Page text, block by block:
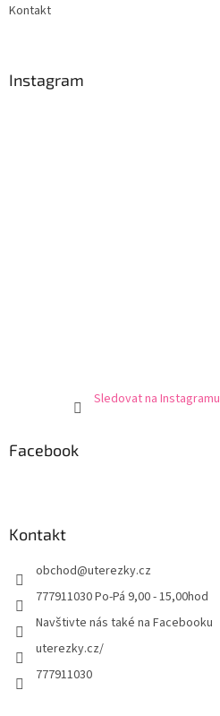
Kontakt
Instagram
Sledovat na Instagramu
Facebook
Kontakt
obchod@uterezky.cz
777911030 Po-Pá 9,00 - 15,00hod
Navštivte nás také na Facebooku
uterezky.cz/
777911030